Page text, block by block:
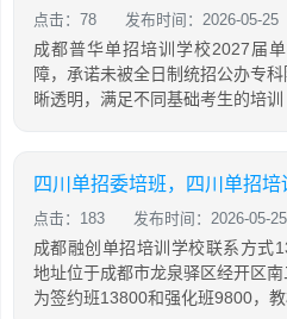
点击：78 发布时间：2026-05-25
成都普华单招培训学校2027届
障，承诺未被全日制统招公办专
晰透明，满足不同基础考生的培训
四川单招委培班，四川单招
点击：183 发布时间：2026-05-25
成都融创单招培训学校联系方式
地址位于成都市龙泉驿区经开区
为签约班13800和强化班9800，